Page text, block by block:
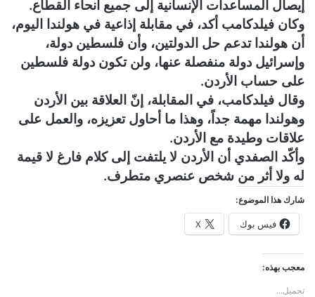
إيصال المساعدات الإنسانية إلى جميع أنحاء القطاع.
وكان فيلدكامب أكد، في مقابلة إذاعية في هولندا اليوم،
أن هولندا تدعم حل الدولتين، وأن فلسطين دولة،
وإسرائيل دولة منفصلة عنها، ولن تكون دولة فلسطين
على حساب الأردن.
وقال فيلدكامب، في المقابلة، إنّ العلاقة بين الأردن
وهولندا مهمة جداً، وهذا ما أحاول تعزيزه، والعمل على
علاقات وطيدة مع الأردن.
وأكّد الصفدي أن الأردن لا يلتفت إلى كلام فارغ لا قيمة
له ولا أثر من شخص عنصري متطرف.
شارك هذا الموضوع:
فيس بوك X
معجب بهذه:
تحميل...